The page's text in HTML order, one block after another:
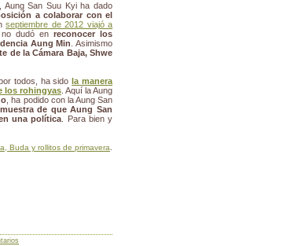
Aung San Suu Kyi ha dado
a colaborar con el
septiembre de 2012 viajó a
dudó en reconocer los
Aung Min . Asimismo
de la Cámara Baja, Shwe
todos, ha sido la manera
los rohingyas. Aquí la Aung
, ha podido con la Aung San
de que Aung San
una política . Para bien y
Buda y rollitos de primavera.